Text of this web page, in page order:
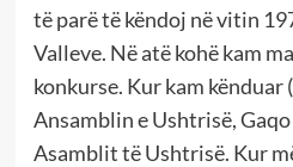
të parë të këndoj në vitin
Valleve. Në atë kohë kam
konkurse. Kur kam kënduar
Ansamblin e Ushtrisë,
Asamblit të Ushtrisë. Kur